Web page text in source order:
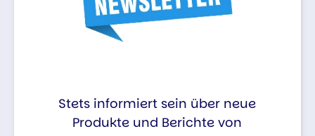
Stets informiert sein über neue
Produkte und Berichte von